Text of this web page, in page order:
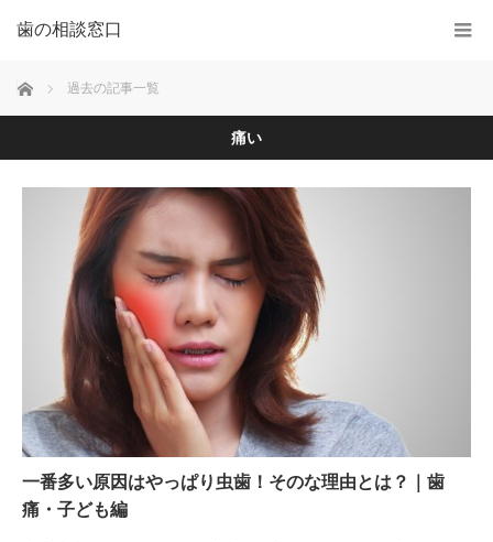
歯の相談窓口
ホーム 過去の記事一覧
痛い
一番多い原因はやっぱり虫歯！そのな理由とは？｜歯
痛・子ども編